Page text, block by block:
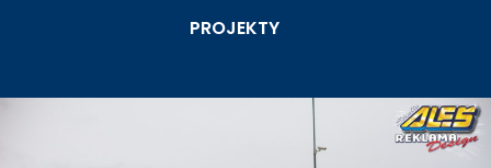
PROJEKTY